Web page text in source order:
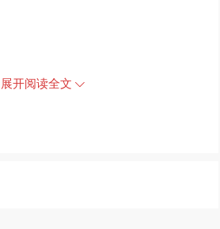
展开阅读全文